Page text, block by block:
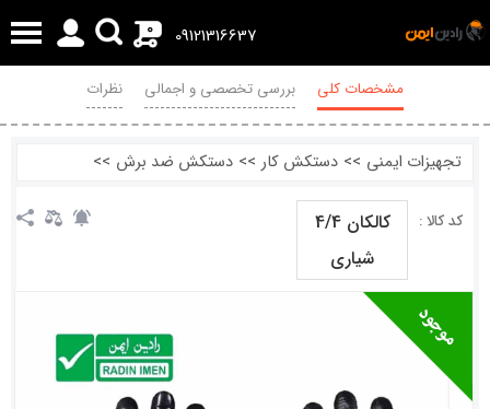
09121316637
0
مشخصات کلی بررسی تخصصی و اجمالی نظرات
تجهیزات ایمنی >> دستکش کار >> دستکش ضد برش >>
کد کالا :
کالکان 4/4
شیاری